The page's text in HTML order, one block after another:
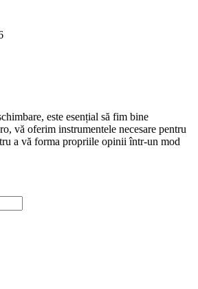
este esențial să fim bine
vă oferim instrumentele necesare pentru
a vă forma propriile opinii într-un mod